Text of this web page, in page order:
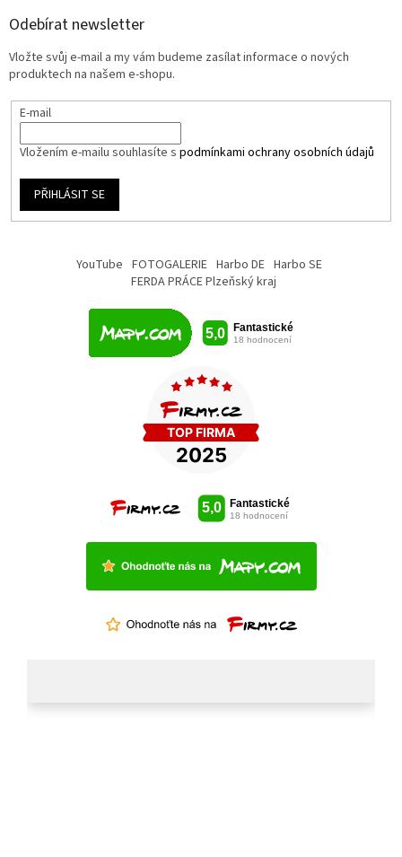
Odebírat newsletter
Vložte svůj e-mail a my vám budeme zasílat informace o nových
produktech na našem e-shopu.
E-mail
Vložením e-mailu souhlasíte s podmínkami ochrany osobních údajů
PŘIHLÁSIT SE
YouTube FOTOGALERIE Harbo DE Harbo SE
FERDA PRÁCE Plzeňský kraj